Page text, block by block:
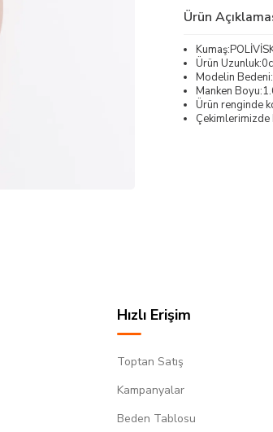
Ürün
Ürün
Modelin
Manken
Ürün renginde
Hızlı Erişim
Toptan Satış
Kampanyalar
Beden Tablosu